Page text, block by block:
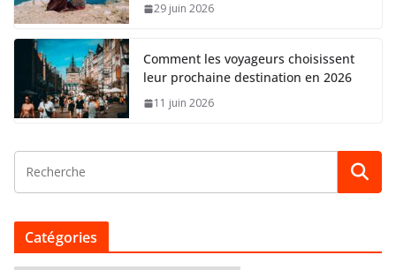
29 juin 2026
Comment les voyageurs choisissent
leur prochaine destination en 2026
11 juin 2026
Catégories